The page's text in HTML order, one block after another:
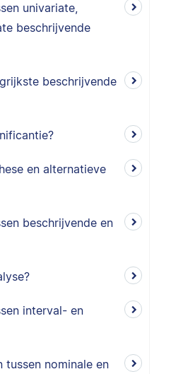
univariate,
beschrijvende
beschrijvende
en alternatieve
beschrijvende en
interval- en
tussen nominale en